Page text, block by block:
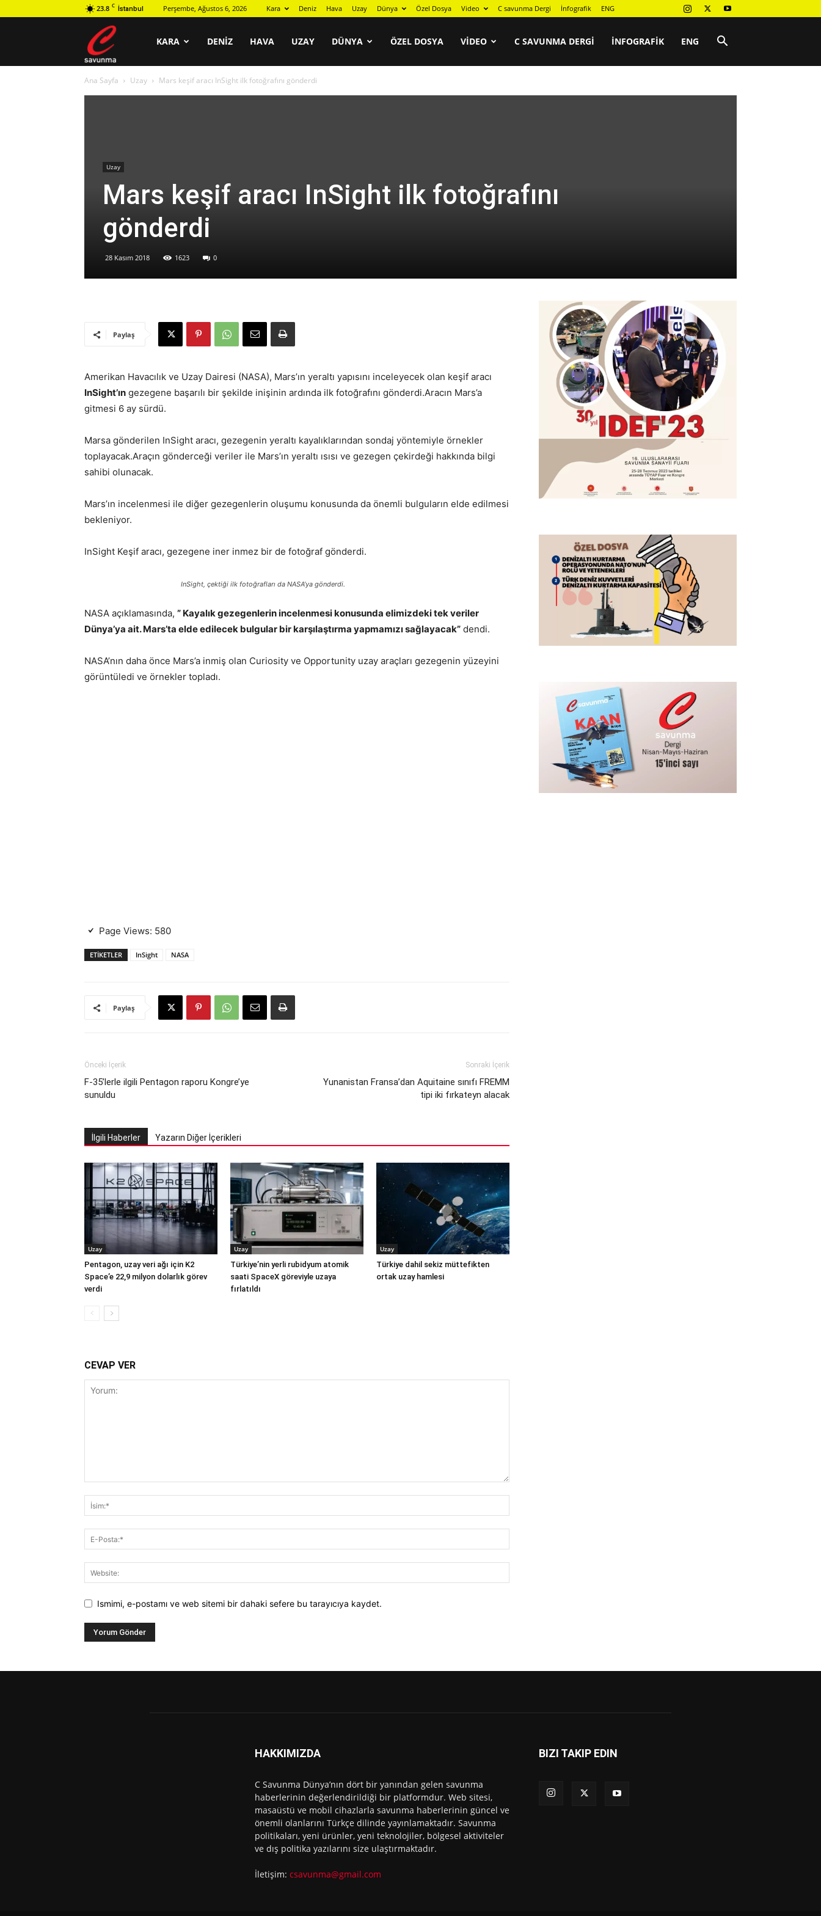
23.8 C İstanbul Perşembe, Ağustos 6, 2026 Kara Deniz Hava Uzay Dünya Özel Dosya Video C savunma Dergi İnfografik ENG
KARA DENIZ HAVA UZAY DÜNYA ÖZEL DOSYA VIDEO C SAVUNMA DERGI İNFOGRAFIK ENG
Ana Sayfa Uzay Mars keşif aracı InSight ilk fotoğrafını gönderdi
Uzay
Mars keşif aracı InSight ilk fotoğrafını
gönderdi
28 Kasım 2018 1623 0
Paylaş
Amerikan Havacılık ve Uzay Dairesi (NASA), Mars’ın yeraltı yapısını inceleyecek olan keşif aracı
InSight’ın gezegene başarılı bir şekilde inişinin ardında ilk fotoğrafını gönderdi.Aracın Mars’a
gitmesi 6 ay sürdü.
Marsa gönderilen InSight aracı, gezegenin yeraltı kayalıklarından sondaj yöntemiyle örnekler
toplayacak.Araçın gönderceği veriler ile Mars’ın yeraltı ısısı ve gezegen çekirdeği hakkında bilgi
sahibi olunacak.
Mars’ın incelenmesi ile diğer gezegenlerin oluşumu konusunda da önemli bulguların elde edilmesi
bekleniyor.
InSight Keşif aracı, gezegene iner inmez bir de fotoğraf gönderdi.
InSight, çektiği ilk fotoğrafları da NASA’ya gönderdi.
NASA açıklamasında, ” Kayalık gezegenlerin incelenmesi konusunda elimizdeki tek veriler
Dünya’ya ait. Mars’ta elde edilecek bulgular bir karşılaştırma yapmamızı sağlayacak” dendi.
NASA’nın daha önce Mars’a inmiş olan Curiosity ve Opportunity uzay araçları gezegenin yüzeyini
görüntüledi ve örnekler topladı.
Page Views: 580
ETIKETLER InSight NASA
Paylaş
Önceki İçerik
F-35’lerle ilgili Pentagon raporu Kongre’ye
sunuldu
Sonraki İçerik
Yunanistan Fransa’dan Aquitaine sınıfı FREMM
tipi iki fırkateyn alacak
İlgili Haberler Yazarın Diğer İçerikleri
Uzay
Pentagon, uzay veri ağı için K2
Space’e 22,9 milyon dolarlık görev
verdi
Uzay
Türkiye’nin yerli rubidyum atomik
saati SpaceX göreviyle uzaya
fırlatıldı
Uzay
Türkiye dahil sekiz müttefikten
ortak uzay hamlesi
CEVAP VER
Ismimi, e-postamı ve web sitemi bir dahaki sefere bu tarayıcıya kaydet.
HAKKIMIZDA
C Savunma Dünya’nın dört bir yanından gelen savunma
haberlerinin değerlendirildiği bir platformdur. Web sitesi,
masaüstü ve mobil cihazlarla savunma haberlerinin güncel ve
önemli olanlarını Türkçe dilinde yayınlamaktadır. Savunma
politikaları, yeni ürünler, yeni teknolojiler, bölgesel aktiviteler
ve dış politika yazılarını size ulaştırmaktadır.
İletişim: csavunma@gmail.com
BIZI TAKIP EDIN